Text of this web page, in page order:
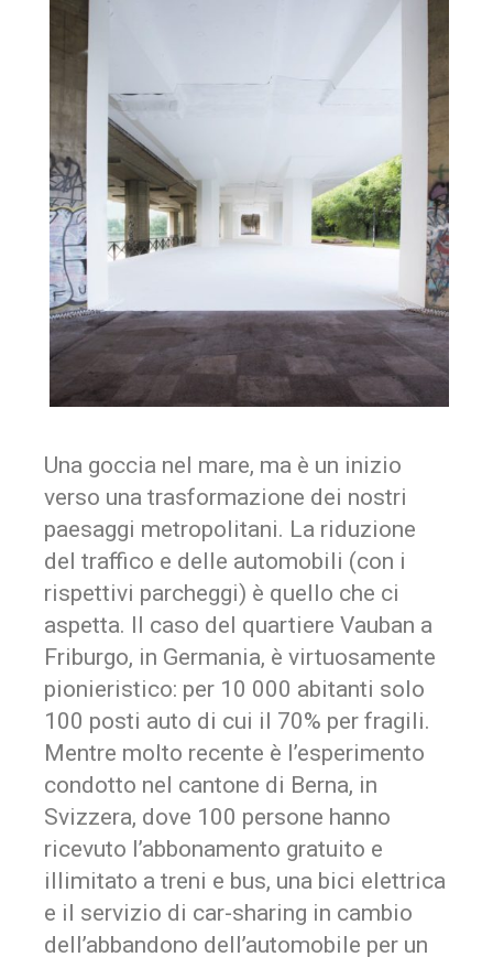
Una goccia nel mare, ma è un inizio
verso una trasformazione dei nostri
paesaggi metropolitani. La riduzione
del traffico e delle automobili (con i
rispettivi parcheggi) è quello che ci
aspetta. Il caso del quartiere Vauban a
Friburgo, in Germania, è virtuosamente
pionieristico: per 10 000 abitanti solo
100 posti auto di cui il 70% per fragili.
Mentre molto recente è l’esperimento
condotto nel cantone di Berna, in
Svizzera, dove 100 persone hanno
ricevuto l’abbonamento gratuito e
illimitato a treni e bus, una bici elettrica
e il servizio di car-sharing in cambio
dell’abbandono dell’automobile per un